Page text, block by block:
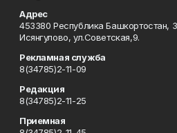
Адрес
453380 Республика Башкортостан,
Исянгулово, ул.Советская,9.
Рекламная служба
8(34785)2-11-09
Редакция
8(34785)2-11-25
Приемная